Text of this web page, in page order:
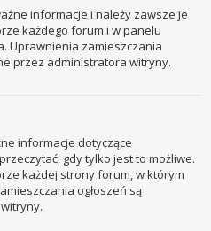
informacje i należy zawsze je
każdego forum i w panelu
Uprawnienia zamieszczania
przez administratora witryny.
informacje dotyczące
gdy tylko jest to możliwe.
każdej strony forum, w którym
ogłoszeń są